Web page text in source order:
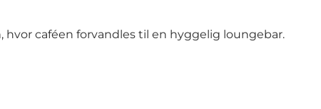
caféen forvandles til en hyggelig loungebar.